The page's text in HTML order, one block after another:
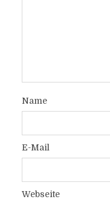
Name
E-Mail
Webseite